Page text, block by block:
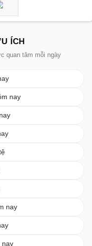
ÍCH
quan tâm mỗi ngày
nay
nay
nay